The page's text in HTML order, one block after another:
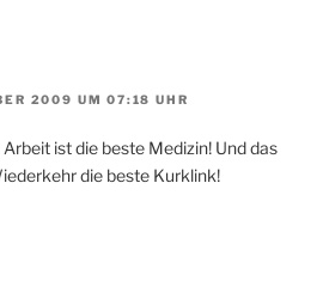
2009 UM 07:18 UHR
Arbeit ist die beste Medizin! Und das
die beste Kurklink!